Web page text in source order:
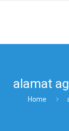
alamat
Home